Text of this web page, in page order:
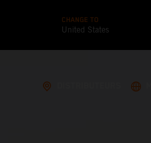
CHANGE TO
United States